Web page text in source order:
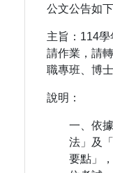
公文公告如下
主旨：114
請作業，請
職專班、博
說明：
一、依
法」及
要點」